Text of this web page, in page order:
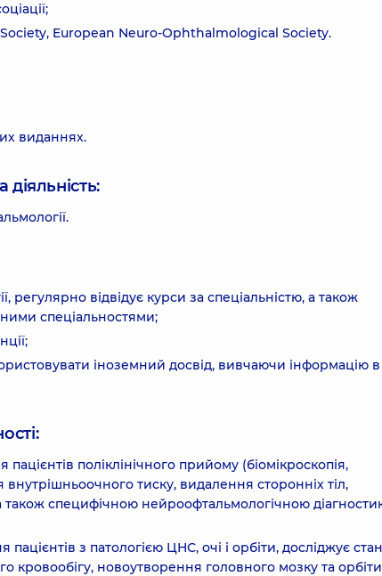
European Neuro-Ophthalmological Society.
виданнях.
регулярно відвідує курси за спеціальністю, а також
спеціальностями;
іноземний досвід, вивчаючи інформацію в
поліклінічного прийому (біомікроскопія,
тиску, видалення сторонніх тіл,
також специфічною нейроофтальмологічною
з патологією ЦНС, очі і орбіти, досліджує стан
кровообігу, новоутворення головного мозку та